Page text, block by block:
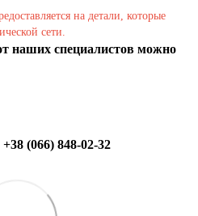
на детали, которые
сети.
наших специалистов можно
+38 (066) 848-02-32